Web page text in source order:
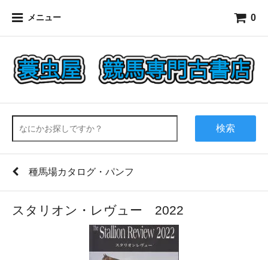
メニュー 0
検索
種馬場カタログ・パンフ
スタリオン・レヴュー 2022